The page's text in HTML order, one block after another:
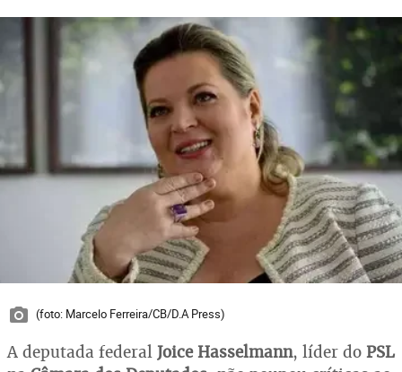
(foto: Marcelo Ferreira/CB/D.A Press)
A deputada federal Joice Hasselmann, líder do PSL